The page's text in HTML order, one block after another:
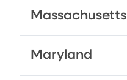
Massachusetts
Maryland